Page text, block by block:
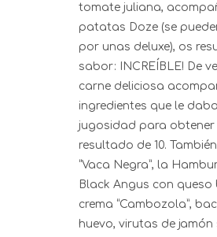
tomate juliana,
patatas Doze (se
por unas deluxe), os
sabor: INCREÍBLE! De
carne deliciosa
ingredientes que le
jugosidad para obtener
resultado de 10.
“Vaca Negra”, la
Black Angus con queso
crema “Cambozola”,
huevo, virutas de jamón